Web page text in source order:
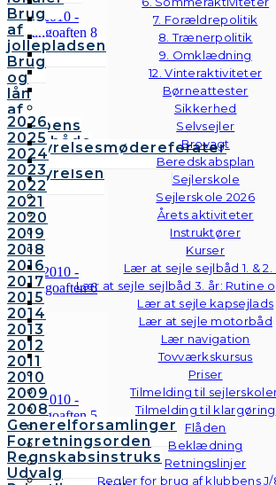
7. Forældrepolitik
8. Trænerpolitik
9. Omklædning
12. Vinteraktiviteter
Børneattester
Sikkerhed
Selvsejler
Brovagt
Beredskabsplan
Sejlerskole
Sejlerskole 2026
Årets aktiviteter
Instruktører
Kurser
Lær at sejle sejlbåd 1. & 2.
Lær at sejle sejlbåd 3. år: Rutine
Lær at sejle kapsejlads
Lær at sejle motorbåd
Lær navigation
Tovværkskursus
Priser
Tilmelding til
Tilmelding til klargøring
Flåden
Beklædning
Retningslinjer
Regler for brug af klubbens J/
Brug
af
jollepladsen
Brug
og
lån
af
klubbens
følgebåde
Vedtægter
Bestyrelsen
Bestyrelsesmødereferater
2026
2025
2024
2023
2022
2021
2020
2019
2018
2016
2017
2015
2014
2013
2012
2011
2010
2009
2008
Generelforsamlinger
Forretningsorden
Regnskabsinstruks
Udvalg